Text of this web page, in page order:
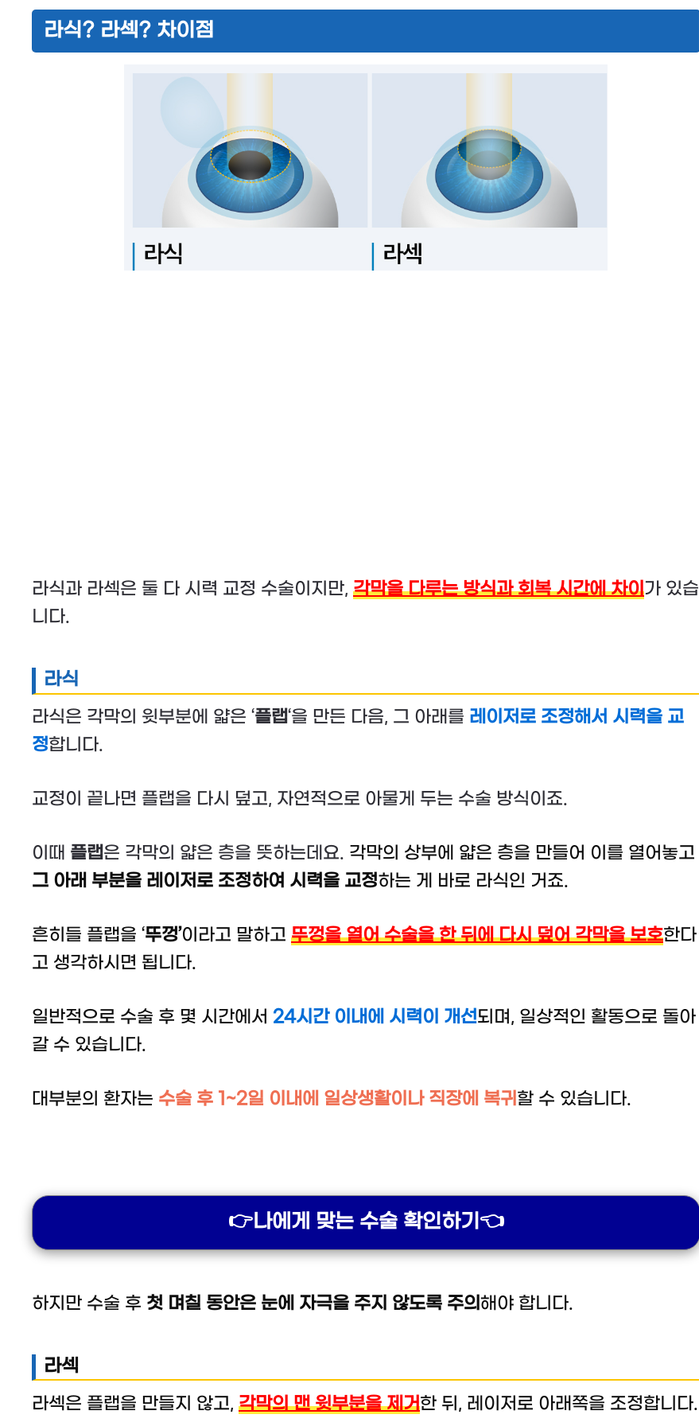
라식? 라섹? 차이점
라식과 라섹은 둘 다 시력 교정 수술이지만, 각막을 다루는 방식과 회복 시간에 차이가 있습
니다.
라식
라식은 각막의 윗부분에 얇은 ‘플랩‘을 만든 다음, 그 아래를 레이저로 조정해서 시력을 교
정합니다.
교정이 끝나면 플랩을 다시 덮고, 자연적으로 아물게 두는 수술 방식이죠.
이때 플랩은 각막의 얇은 층을 뜻하는데요. 각막의 상부에 얇은 층을 만들어 이를 열어놓고
그 아래 부분을 레이저로 조정하여 시력을 교정하는 게 바로 라식인 거죠.
흔히들 플랩을 ‘뚜껑’이라고 말하고 뚜껑을 열어 수술을 한 뒤에 다시 덮어 각막을 보호한다
고 생각하시면 됩니다.
일반적으로 수술 후 몇 시간에서 24시간 이내에 시력이 개선되며, 일상적인 활동으로 돌아
갈 수 있습니다.
대부분의 환자는 수술 후 1~2일 이내에 일상생활이나 직장에 복귀 할 수 있습니다.
👉나에게 맞는 수술 확인하기👈
하지만 수술 후 첫 며칠 동안은 눈에 자극을 주지 않도록 주의해야 합니다.
라섹
라섹은 플랩을 만들지 않고, 각막의 맨 윗부분을 제거한 뒤, 레이저로 아래쪽을 조정합니다.